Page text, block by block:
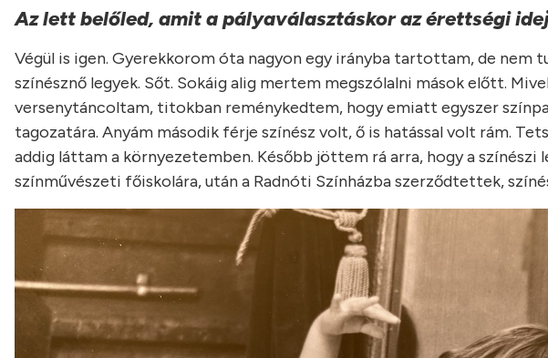
Az lett belőled, amit a pályaválasztáskor az érettségi
Végül is igen. Gyerekkorom óta nagyon egy irányba tartottam, de nem
színésznő legyek. Sőt. Sokáig alig mertem megszólalni mások előtt.
versenytáncoltam, titokban reménykedtem, hogy emiatt egyszer
tagozatára. Anyám második férje színész volt, ő is hatással volt rám.
addig láttam a környezetemben. Később jöttem rá arra, hogy a
színművészeti főiskolára, után a Radnóti Színházba szerződtettek,